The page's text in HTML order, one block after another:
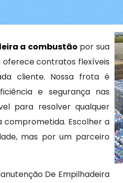
a combustão por sua
oferece contratos flexíveis
cliente. Nossa frota é
e segurança nas
para resolver qualquer
comprometida. Escolher a
mas por um parceiro
De Empilhadeira